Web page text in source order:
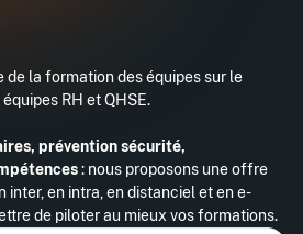
la formation des équipes sur le
RH et QHSE.
prévention sécurité,
: nous proposons une offre
inter, en intra, en distanciel et en e-
de piloter au mieux vos formations.